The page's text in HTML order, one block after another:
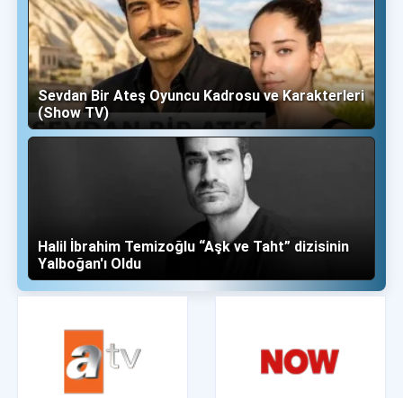
Sevdan Bir Ateş Oyuncu Kadrosu ve Karakterleri
(Show TV)
Halil İbrahim Temizoğlu “Aşk ve Taht” dizisinin
Yalboğan'ı Oldu